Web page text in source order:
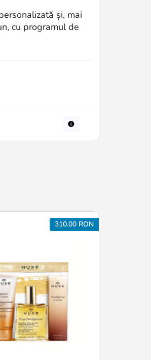
și, mai
cu programul de
310.00 RON